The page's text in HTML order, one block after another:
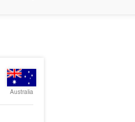
Australia